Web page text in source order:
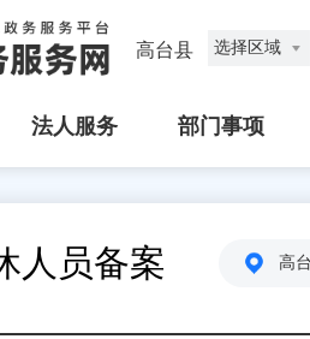
高台县 选择区域
法人服务 部门事项
人员备案 高